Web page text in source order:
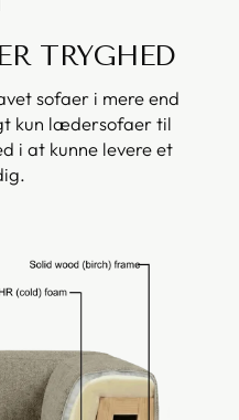
TRYGHED
sofaer i mere end
kun lædersofaer til
i at kunne levere et